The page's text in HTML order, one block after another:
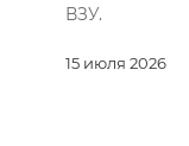
15 июля 2026
ВЗУ.